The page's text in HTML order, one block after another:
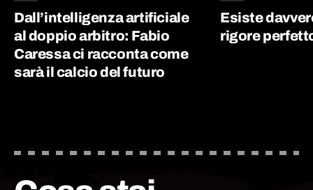
Dall’intelligenza artificiale
al doppio arbitro: Fabio
Caressa ci racconta come
sarà il calcio del futuro
Esiste
rigore